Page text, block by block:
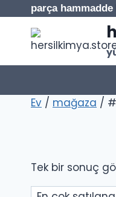
İçeriğeparça
Ev / mağaza /
Tek bir sonuç